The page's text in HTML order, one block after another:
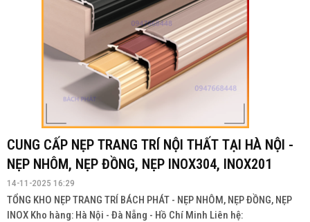
CUNG CẤP NẸP TRANG TRÍ NỘI THẤT TẠI HÀ NỘI -
NẸP NHÔM, NẸP ĐỒNG, NẸP INOX304, INOX201
14-11-2025 16:29
TỔNG KHO NẸP TRANG TRÍ BÁCH PHÁT - NẸP NHÔM, NẸP ĐỒNG, NẸP
INOX Kho hàng: Hà Nội - Đà Nẵng - Hồ Chí Minh Liên hệ: